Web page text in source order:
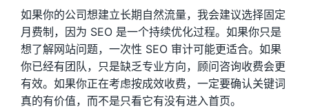
如果你的公司想建立长期自然流量，我会建议选择固定
月费制，因为 SEO 是一个持续优化过程。如果你只是
想了解网站问题，一次性 SEO 审计可能更适合。如果
你已经有团队，只是缺乏专业方向，顾问咨询收费会更
有效。如果你正在考虑按成效收费，一定要确认关键词
真的有价值，而不是只看它有没有进入首页。